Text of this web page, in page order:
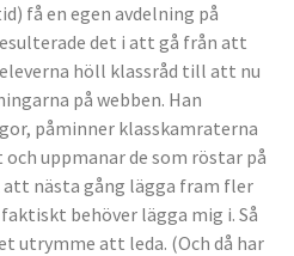
få en egen avdelning på
det i att gå från att
höll klassråd till att nu
på webben. Han
påminner klasskamraterna
uppmanar de som röstar på
nästa gång lägga fram fler
behöver lägga mig i. Så
utrymme att leda. (Och då har